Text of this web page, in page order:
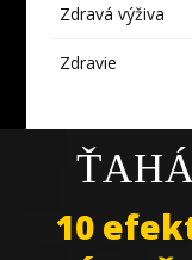
Zdravá výživa
Zdravie
10